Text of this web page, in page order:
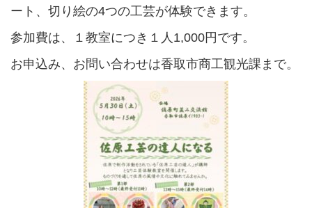
ート、切り絵の4つの工芸が体験できます。
参加費は、１教室につき１人1,000円です。
お申込み、お問い合わせは香取市商工観光課まで。